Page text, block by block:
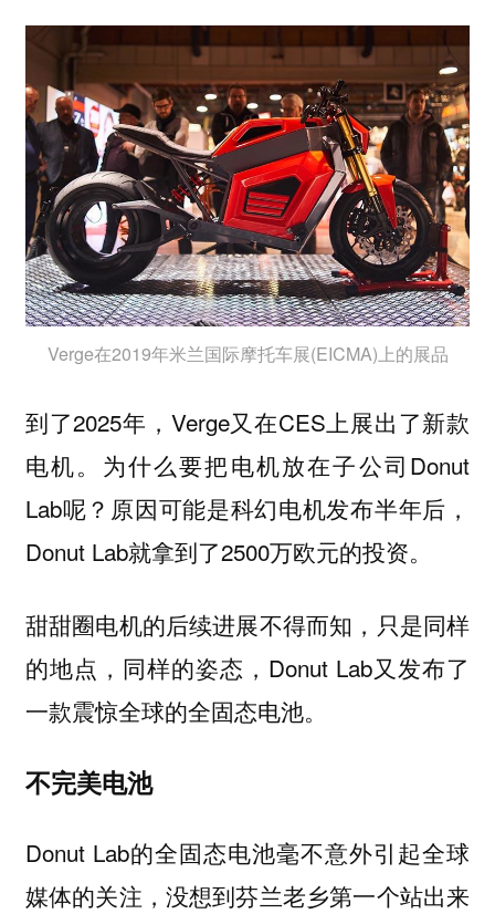
Verge在2019年米兰国际摩托车展(EICMA)上的展品
到了2025年，Verge又在CES上展出了新款
电机。为什么要把电机放在子公司Donut
Lab呢？原因可能是科幻电机发布半年后，
Donut Lab就拿到了2500万欧元的投资。
甜甜圈电机的后续进展不得而知，只是同样
的地点，同样的姿态，Donut Lab又发布了
一款震惊全球的全固态电池。
不完美电池
Donut Lab的全固态电池毫不意外引起全球
媒体的关注，没想到芬兰老乡第一个站出来